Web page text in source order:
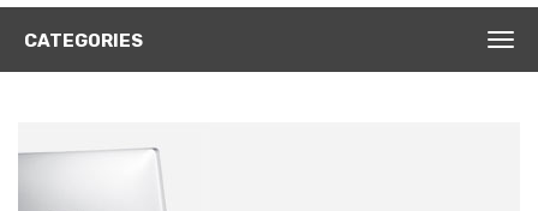
(0)
CATEGORIES